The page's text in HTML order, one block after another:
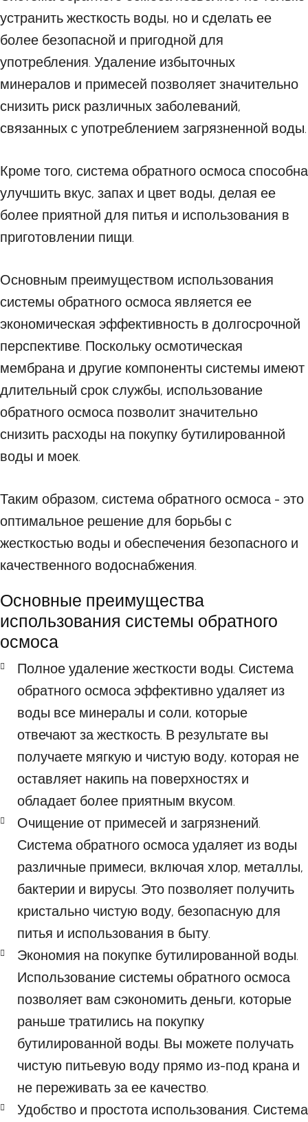
устранить жесткость воды, но и сделать ее
более безопасной и пригодной для
употребления. Удаление избыточных
минералов и примесей позволяет значительно
снизить риск различных заболеваний,
связанных с употреблением загрязненной воды.
Кроме того, система обратного осмоса способна
улучшить вкус, запах и цвет воды, делая ее
более приятной для питья и использования в
приготовлении пищи.
Основным преимуществом использования
системы обратного осмоса является ее
экономическая эффективность в долгосрочной
перспективе. Поскольку осмотическая
мембрана и другие компоненты системы имеют
длительный срок службы, использование
обратного осмоса позволит значительно
снизить расходы на покупку бутилированной
воды и моек.
Таким образом, система обратного осмоса - это
оптимальное решение для борьбы с
жесткостью воды и обеспечения безопасного и
качественного водоснабжения.
Основные преимущества
использования системы обратного
осмоса
Полное удаление жесткости воды. Система
обратного осмоса эффективно удаляет из
воды все минералы и соли, которые
отвечают за жесткость. В результате вы
получаете мягкую и чистую воду, которая не
оставляет накипь на поверхностях и
обладает более приятным вкусом.
Очищение от примесей и загрязнений.
Система обратного осмоса удаляет из воды
различные примеси, включая хлор, металлы,
бактерии и вирусы. Это позволяет получить
кристально чистую воду, безопасную для
питья и использования в быту.
Экономия на покупке бутилированной воды.
Использование системы обратного осмоса
позволяет вам сэкономить деньги, которые
раньше тратились на покупку
бутилированной воды. Вы можете получать
чистую питьевую воду прямо из-под крана и
не переживать за ее качество.
Удобство и простота использования. Система